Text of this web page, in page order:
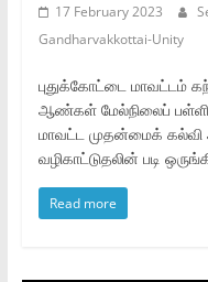
17 February 2023
Gandharvakkottai-Unity
புதுக்கோட்டை மாவட்டம்
ஆண்கள் மேல்நிலைப்
மாவட்ட முதன்மைக்
வழிகாட்டுதலின் படி
Read more